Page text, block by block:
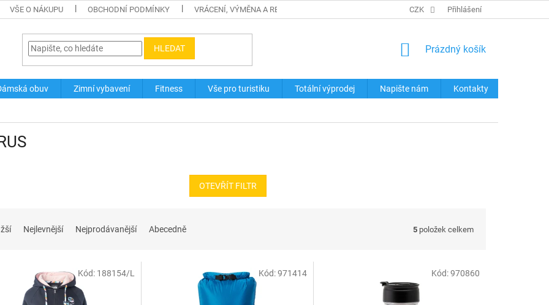
VŠE O NÁKUPU OBCHODNÍ PODMÍNKY VRÁCENÍ, VÝMĚNA A REKLAMACE ZBOŽÍ TABULKY VELIKOSTÍ
CZK Přihlášení
HLEDAT
NÁKUPNÍ
Prázdný košík
obuv Zimní vybavení Fitness Vše pro turistiku Totální výprodej Napište nám Kontakty
OTEVŘÍT FILTR
Nejlevnější Nejprodávanější Abecedně 5 položek celkem
Kód: 188154/L Kód:971414 Kód:970860